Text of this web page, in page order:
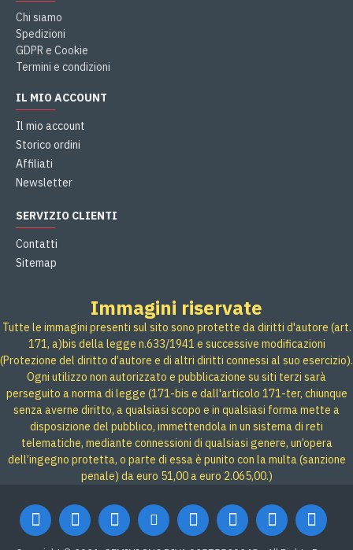
Chi siamo
Spedizioni
GDPR e Cookie
Termini e condizioni
IL MIO ACCOUNT
Il mio account
Storico ordini
Affiliati
Newsletter
SERVIZIO CLIENTI
Contatti
Sitemap
Immagini riservate
Tutte le immagini presenti sul sito sono protette da diritti d'autore (art.
171, a)bis della legge n.633/1941 e successive modificazioni
(Protezione del diritto d’autore e di altri diritti connessi al suo esercizio).
Ogni utilizzo non autorizzato e pubblicazione su siti terzi sarà
perseguito a norma di legge (171-bis e dall'articolo 171-ter, chiunque
senza averne diritto, a qualsiasi scopo e in qualsiasi forma mette a
disposizione del pubblico, immettendola in un sistema di reti
telematiche, mediante connessioni di qualsiasi genere, un’opera
dell’ingegno protetta, o parte di essa è punito con la multa (sanzione
penale) da euro 51,00 a euro 2.065,00.)